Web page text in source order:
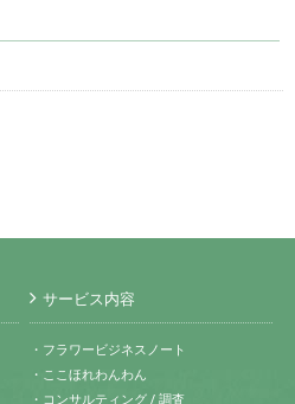
サービス内容
・フラワービジネスノート
・ここほれわんわん
・コンサルティング / 調査